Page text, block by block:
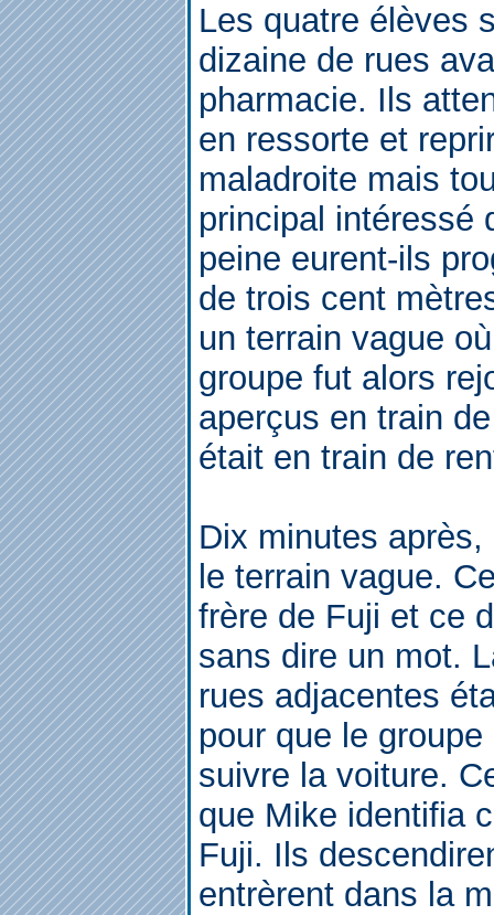
Les quatre élèves
dizaine de rues
pharmacie. Ils
en ressorte et
maladroite mais
principal intéressé
peine eurent-ils
de trois cent
un terrain vague
groupe fut alors
aperçus en train
était en train de
Dix minutes
le terrain vague.
frère de Fuji et ce
sans dire un mot.
rues adjacentes
pour que le
suivre la voiture.
que Mike identifia
Fuji. Ils
entrèrent dans la